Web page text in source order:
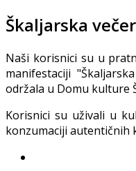
Škaljarska
Naši korisnici su u
manifestaciji
održala u Domu kulture
Korisnici su uživali u
konzumaciji autentičnih